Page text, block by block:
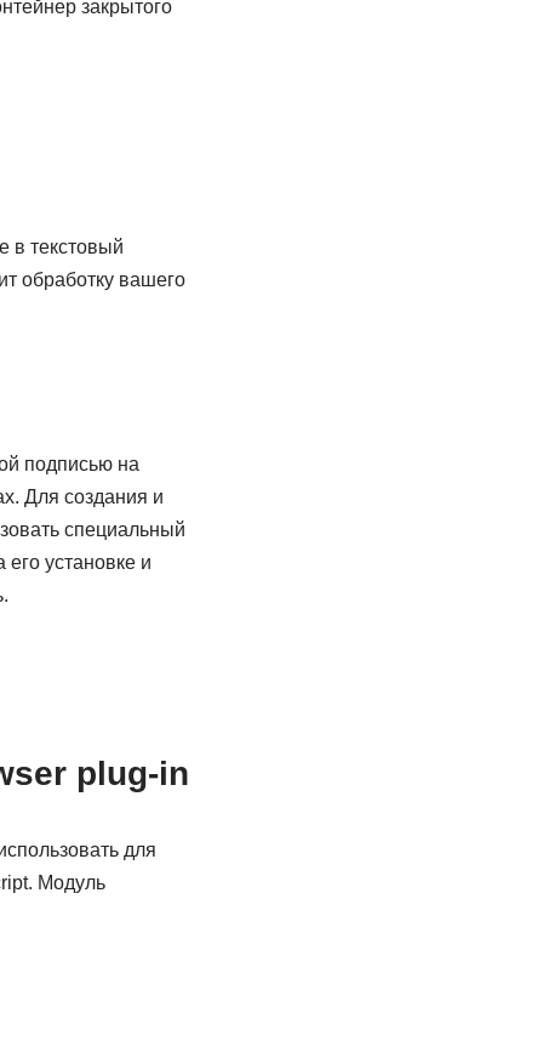
закрытого
в текстовый
обработку вашего
подписью на
Для создания и
специальный
установке и
plug-in
для
Модуль